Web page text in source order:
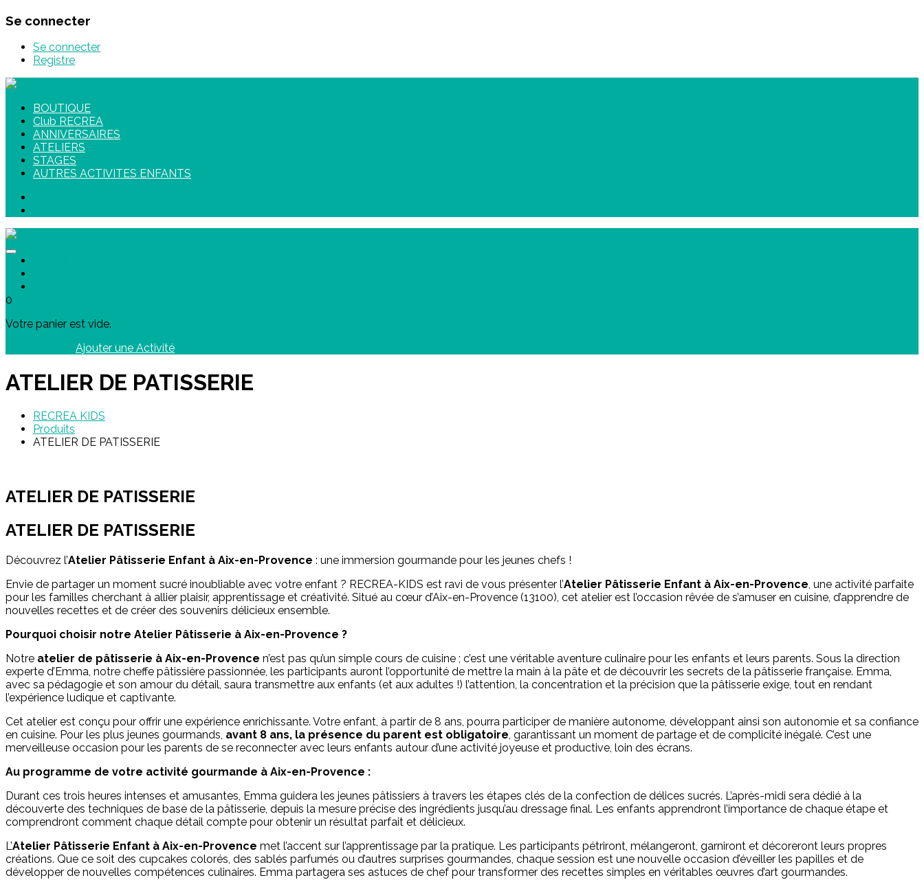
Se connecter
Se connecter
Registre
BOUTIQUE
Club RECREA
ANNIVERSAIRES
ATELIERS
STAGES
AUTRES ACTIVITES ENFANTS
0
Votre panier est vide.
Ajouter une Activité
ATELIER DE PATISSERIE
RECREA KIDS
Produits
ATELIER DE PATISSERIE
ATELIER DE PATISSERIE
ATELIER DE PATISSERIE
Découvrez l’Atelier Pâtisserie Enfant à Aix-en-Provence : une immersion gourmande pour les jeunes chefs !
Envie de partager un moment sucré inoubliable avec votre enfant ? RECREA-KIDS est ravi de vous présenter l’Atelier Pâtisserie Enfant à Aix-en-Provence, une activité parfaite
pour les familles cherchant à allier plaisir, apprentissage et créativité. Situé au cœur d’Aix-en-Provence (13100), cet atelier est l’occasion rêvée de s’amuser en cuisine, d’apprendre de
nouvelles recettes et de créer des souvenirs délicieux ensemble.
Pourquoi choisir notre Atelier Pâtisserie à Aix-en-Provence ?
Notre atelier de pâtisserie à Aix-en-Provence n’est pas qu’un simple cours de cuisine ; c’est une véritable aventure culinaire pour les enfants et leurs parents. Sous la direction
experte d’Emma, notre cheffe pâtissière passionnée, les participants auront l’opportunité de mettre la main à la pâte et de découvrir les secrets de la pâtisserie française. Emma,
avec sa pédagogie et son amour du détail, saura transmettre aux enfants (et aux adultes !) l’attention, la concentration et la précision que la pâtisserie exige, tout en rendant
l’expérience ludique et captivante.
Cet atelier est conçu pour offrir une expérience enrichissante. Votre enfant, à partir de 8 ans, pourra participer de manière autonome, développant ainsi son autonomie et sa confiance
en cuisine. Pour les plus jeunes gourmands, avant 8 ans, la présence du parent est obligatoire, garantissant un moment de partage et de complicité inégalé. C’est une
merveilleuse occasion pour les parents de se reconnecter avec leurs enfants autour d’une activité joyeuse et productive, loin des écrans.
Au programme de votre activité gourmande à Aix-en-Provence :
Durant ces trois heures intenses et amusantes, Emma guidera les jeunes pâtissiers à travers les étapes clés de la confection de délices sucrés. L’après-midi sera dédié à la
découverte des techniques de base de la pâtisserie, depuis la mesure précise des ingrédients jusqu’au dressage final. Les enfants apprendront l’importance de chaque étape et
comprendront comment chaque détail compte pour obtenir un résultat parfait et délicieux.
L’Atelier Pâtisserie Enfant à Aix-en-Provence met l’accent sur l’apprentissage par la pratique. Les participants pétriront, mélangeront, garniront et décoreront leurs propres
créations. Que ce soit des cupcakes colorés, des sablés parfumés ou d’autres surprises gourmandes, chaque session est une nouvelle occasion d’éveiller les papilles et de
développer de nouvelles compétences culinaires. Emma partagera ses astuces de chef pour transformer des recettes simples en véritables œuvres d’art gourmandes.